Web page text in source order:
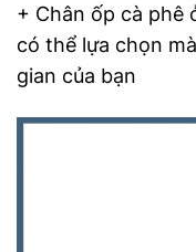
+ Chân ốp cà phê
có thể lựa chọn
gian của bạn